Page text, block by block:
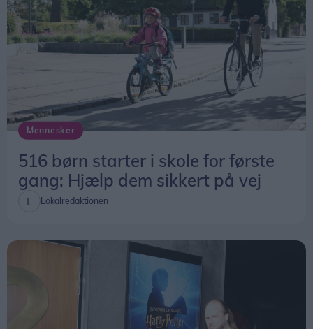
Mennesker
516 børn starter i skole for første
gang: Hjælp dem sikkert på vej
Lokalredaktionen